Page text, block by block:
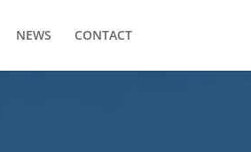
NEWS CONTACT